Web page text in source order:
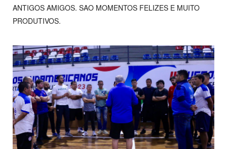
ANTIGOS AMIGOS. SAO MOMENTOS FELIZES E MUITO
PRODUTIVOS.